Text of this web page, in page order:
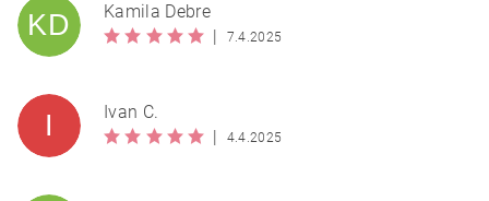
KD
Kamila Debre
7.4.2025
I
Ivan C.
4.4.2025